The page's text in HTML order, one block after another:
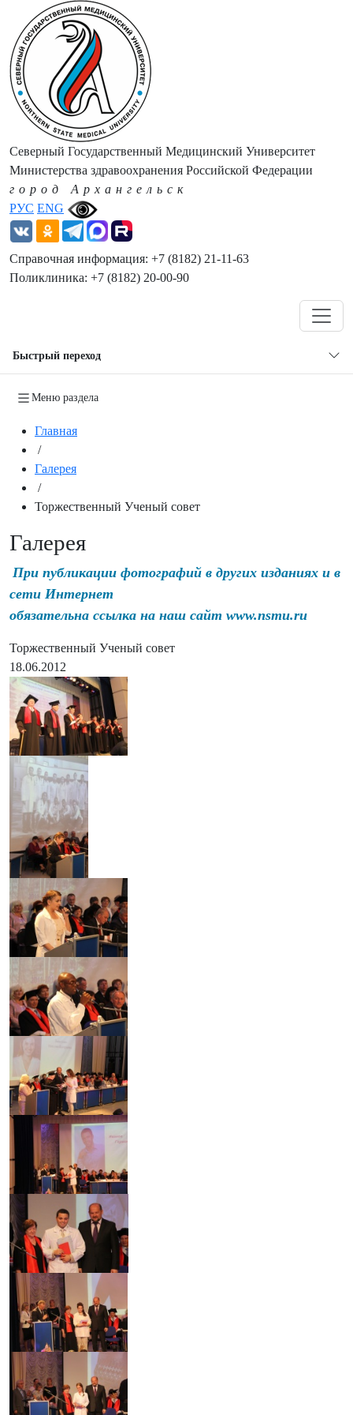
РУС ENG
Северный Государственный Медицинский Университет
Министерства здравоохранения Российской Федерации
город Архангельск
Справочная информация: +7 (8182) 21-11-63
Поликлиника: +7 (8182) 20-00-90
Быстрый переход
Меню раздела
Главная
/
Галерея
/
Торжественный Ученый совет
Галерея
При публикации фотографий в других изданиях и в
сети Интернет
обязательна ссылка на наш сайт www.nsmu.ru
Торжественный Ученый совет
18.06.2012